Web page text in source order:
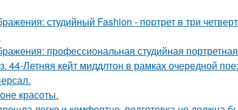
студийный Fashion - портрет в три
профессиональная студийная
44-Летняя кейт миддлтон в рамках очередной
красоты.